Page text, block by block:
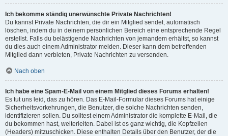
Ich bekomme ständig unerwünschte Private Nachrichten!
Du kannst Private Nachrichten, die dir ein Mitglied sendet, automatisch
löschen, indem du in deinem persönlichen Bereich eine entsprechende Regel
erstellst. Falls du belästigende Nachrichten von jemandem erhältst, so kannst
du dies auch einem Administrator melden. Dieser kann dem betreffenden
Mitglied dann verbieten, Private Nachrichten zu versenden.
Nach oben
Ich habe eine Spam-E-Mail von einem Mitglied dieses Forums erhalten!
Es tut uns leid, das zu hören. Das E-Mail-Formular dieses Forums hat einige
Sicherheitsvorkehrungen, die Benutzer, die solche Nachrichten senden,
identifizieren sollen. Du solltest einem Administrator die komplette E-Mail, die
du bekommen hast, weiterleiten. Dabei ist es ganz wichtig, die Kopfzeilen
(Headers) mitzuschicken. Diese enthalten Details über den Benutzer, der die